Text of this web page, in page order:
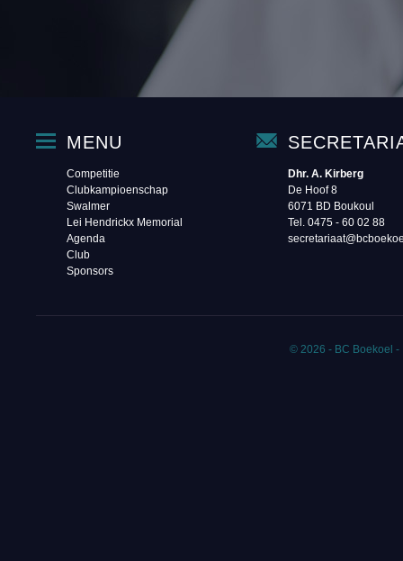
MENU
Competitie
Clubkampioenschap
Swalmer
Lei Hendrickx Memorial
Agenda
Club
Sponsors
Dhr. A. Kirberg
De Hoof 8
6071 BD Boukoul
Tel. 0475 - 60 02 88‬
© 2026 - BC Boekoel